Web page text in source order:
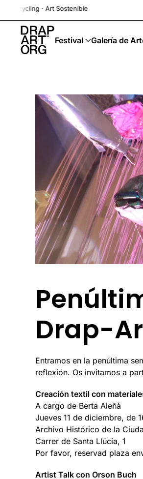
Ir al contenido principal
Art Sostenible
Festival Galería de
Drap-
Entramos en la penúltima
reflexión. Os invitamos a
Creación textil con
A cargo de Berta Aleñà
Jueves 11 de diciembre, de
Archivo Histórico de la
Carrer de Santa Llúcia, 1
Por favor, reservad plaza
Artist Talk con Orson Buch